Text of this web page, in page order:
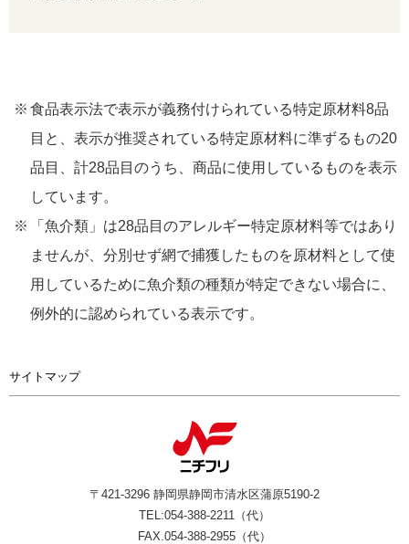
食品表示法で表示が義務付けられている特定原材料8品
目と、表示が推奨されている特定原材料に準ずるもの20
品目、計28品目のうち、商品に使用しているものを表示
しています。
「魚介類」は28品目のアレルギー特定原材料等ではあり
ませんが、分別せず網で捕獲したものを原材料として使
用しているために魚介類の種類が特定できない場合に、
例外的に認められている表示です。
サイトマップ
〒421-3296 静岡県静岡市清水区蒲原5190-2
TEL:054-388-2211（代）
FAX.054-388-2955（代）